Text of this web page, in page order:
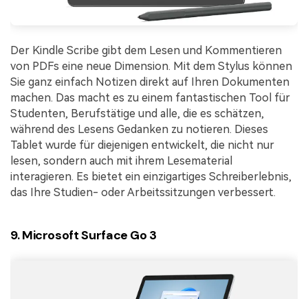
Der Kindle Scribe gibt dem Lesen und Kommentieren
von PDFs eine neue Dimension. Mit dem Stylus können
Sie ganz einfach Notizen direkt auf Ihren Dokumenten
machen. Das macht es zu einem fantastischen Tool für
Studenten, Berufstätige und alle, die es schätzen,
während des Lesens Gedanken zu notieren. Dieses
Tablet wurde für diejenigen entwickelt, die nicht nur
lesen, sondern auch mit ihrem Lesematerial
interagieren. Es bietet ein einzigartiges Schreiberlebnis,
das Ihre Studien- oder Arbeitssitzungen verbessert.
9. Microsoft Surface Go 3